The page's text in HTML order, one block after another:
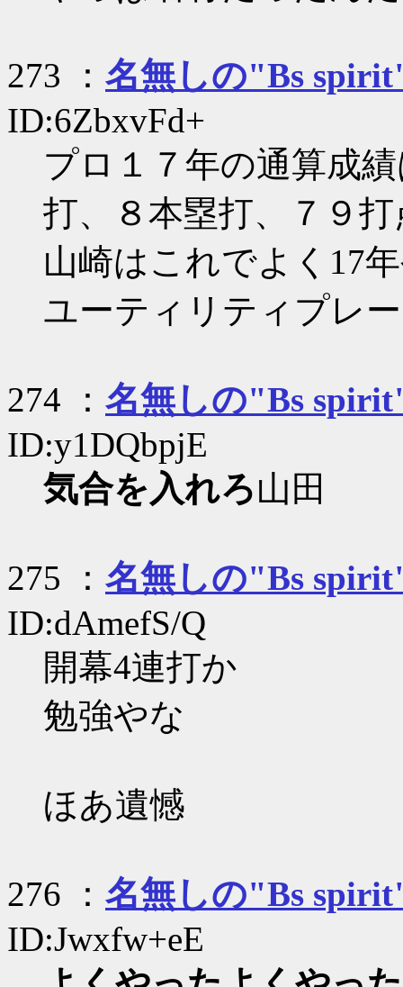
273 ： 名無しの"Bs
ID:6ZbxvFd+
プロ１７年の通算成
打、８本塁打、７９
山崎はこれでよく17
ユーティリティプレ
274 ： 名無しの"Bs
ID:y1DQbpjE
気合を入れろ山田
275 ： 名無しの"Bs
ID:dAmefS/Q
開幕4連打か
勉強やな
ほあ遺憾
276 ： 名無しの"Bs
ID:Jwxfw+eE